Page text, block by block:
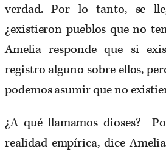
verdad. Por lo tanto, se
¿existieron pueblos que no
Amelia responde que si
registro alguno sobre ellos,
podemos asumir que no
¿A qué llamamos dioses?
realidad empírica, dice